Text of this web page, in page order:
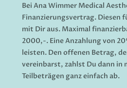
Bei Ana Wimmer Medical
Finanzierungsvertrag. Diesen
mit Dir aus. Maximal
2000,-. Eine Anzahlung von
leisten. Den offenen Betrag,
vereinbarst, zahlst Du dann in
Teilbeträgen ganz einfach ab.